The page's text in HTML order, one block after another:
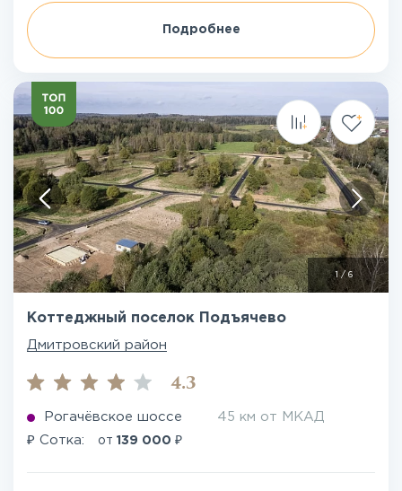
Подробнее
1 / 6
Коттеджный поселок Подъячево
Дмитровский район
4.3
Рогачёвское шоссе 45 км от МКАД
₽ Сотка: от 139 000 ₽